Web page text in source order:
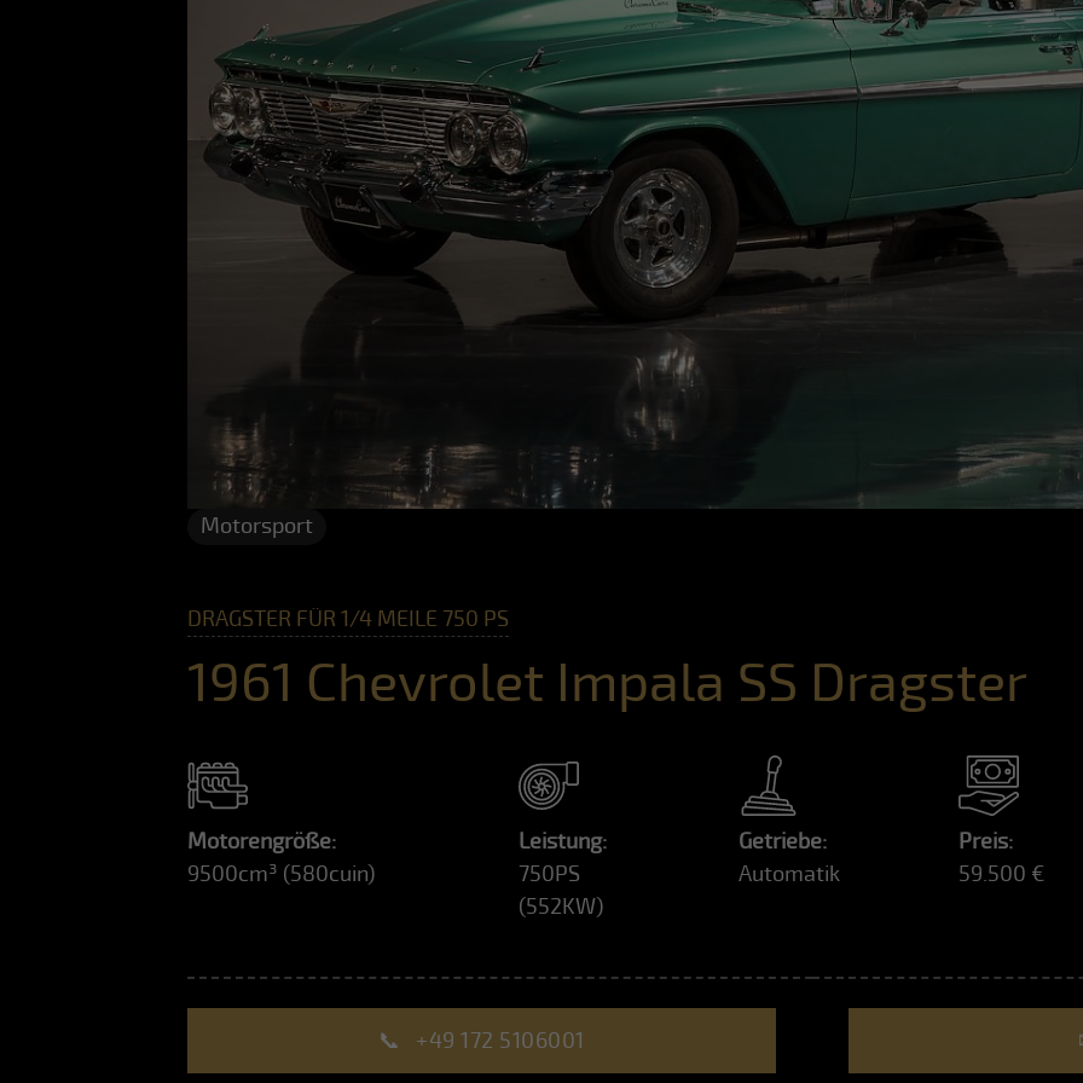
Motorsport
DRAGSTER FÜR 1/4 MEILE 750 PS
1961 Chevrolet Impala SS Dragster
Motorengröße:
9500cm³ (580cuin)
Leistung:
750PS
(552KW)
Getriebe:
Automatik
Preis:
59.500 €
📞 +49 172 5106001